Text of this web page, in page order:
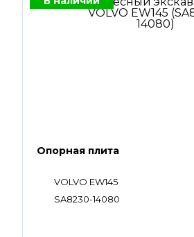
Опорная плита
VOLVO EW145
SA8230-14080